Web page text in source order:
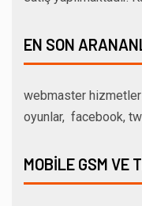
EN SON
webmaster
oyunlar, facebook,
MOBILE GSM VE